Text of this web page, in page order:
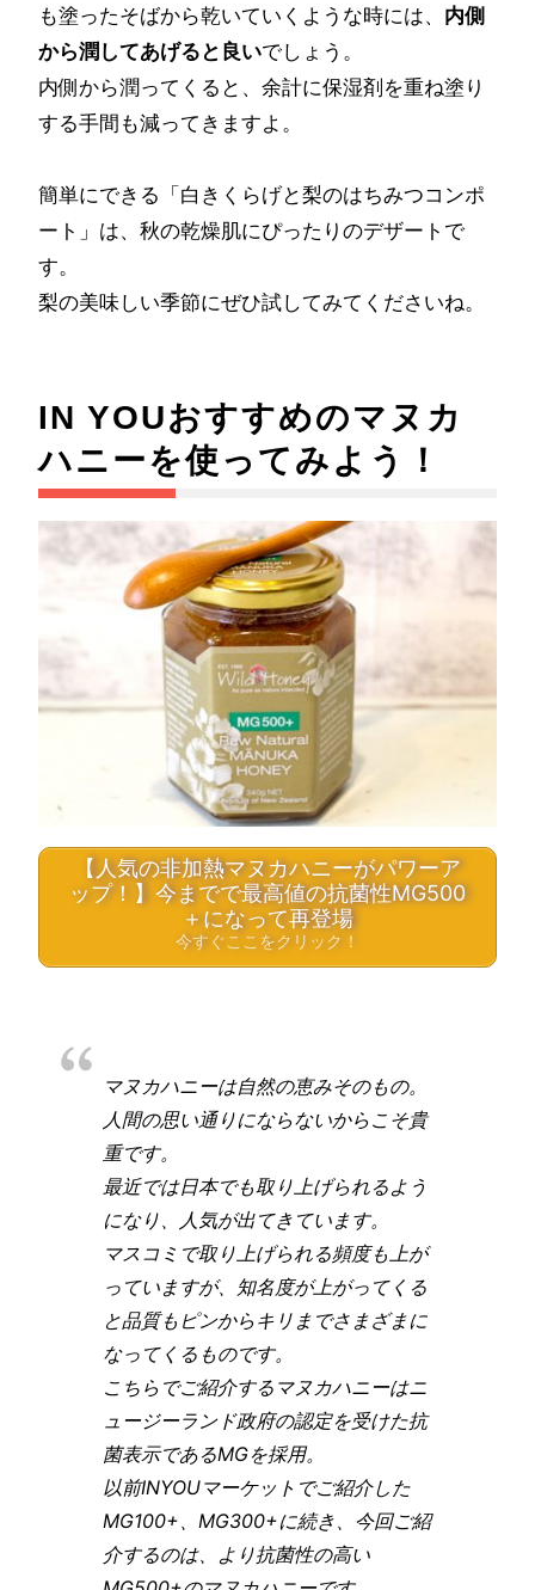
も塗ったそばから乾いていくような時には、 内側
から潤してあげると良いでしょう。
内側から潤ってくると、余計に保湿剤を重ね塗り
する手間も減ってきますよ。
簡単にできる「白きくらげと梨のはちみつコンポ
ート」は、秋の乾燥肌にぴったりのデザートで
す。
梨の美味しい季節にぜひ試してみてくださいね。
IN YOUおすすめのマヌカ
ハニーを使ってみよう！
【人気の非加熱マヌカハニーがパワーア
ップ！】今までで最高値の抗菌性MG500
＋になって再登場
今すぐここをクリック！
マヌカハニーは自然の恵みそのもの。
人間の思い通りにならないからこそ貴
重です。
最近では日本でも取り上げられるよう
になり、人気が出てきています。
マスコミで取り上げられる頻度も上が
っていますが、知名度が上がってくる
と品質もピンからキリまでさまざまに
なってくるものです。
こちらでご紹介するマヌカハニーはニ
ュージーランド政府の認定を受けた抗
菌表示であるMGを採用。
以前INYOUマーケットでご紹介した
MG100+、MG300+に続き、今回ご紹
介するのは、より抗菌性の高い